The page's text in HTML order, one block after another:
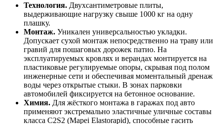
Технология. Двухсантиметровые плиты,
выдерживающие нагрузку свыше 1000 кг на одну
плашку.
Монтаж. Уникален универсальностью укладки.
Допускает сухой монтаж непосредственно на траву или
гравий для пошаговых дорожек патио. На
эксплуатируемых кровлях и верандах монтируется на
пластиковые регулируемые опоры, скрывая под полом
инженерные сети и обеспечивая моментальный дренаж
воды через открытые стыки. В зонах парковки
автомобилей фиксируется на бетонное основание.
Химия. Для жёсткого монтажа в гаражах под авто
применяют экстремально эластичные уличные составы
класса C2S2 (Mapei Elastorapid), способные гасить